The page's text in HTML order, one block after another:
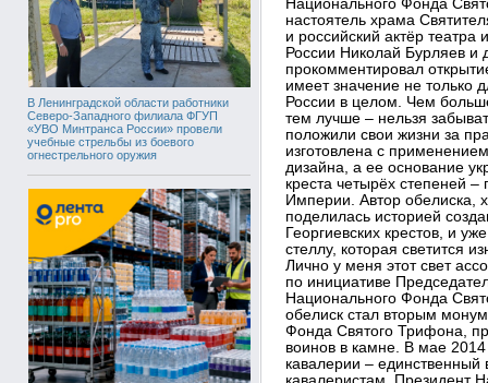
В Ленинградской области работники
Северо-Западного филиала ФГУП
«УВО Минтранса России» провели
учебные стрельбы из боевого
огнестрельного оружия
Национального Фонда
настоятель храма
и российский актёр
России Николай Бурляев
прокомментировал
имеет значение не только
России в целом. Чем
тем лучше – нельзя
положили свои жизни за
изготовлена с
дизайна, а ее основание
креста четырёх степеней –
Империи. Автор обелиска,
поделилась историей
Георгиевских крестов, и
стеллу, которая светится
Лично у меня этот свет
по инициативе
Национального Фонда
обелиск стал вторым
Фонда Святого Трифона,
воинов в камне. В мае
кавалерии –